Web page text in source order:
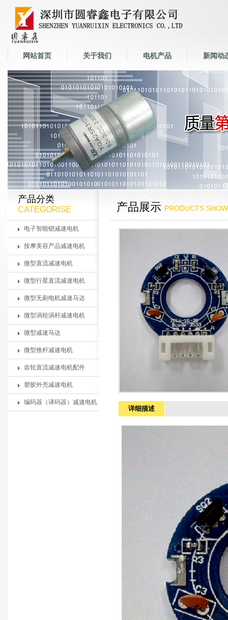
网站首页 关于我们 电机产品 新闻动
产品分类
CATEGORISE
电子智能锁减速电机
按摩美容产品减速电机
微型直流减速电机
微型行星直流减速电机
微型无刷电机减速马达
微型涡轮涡杆减速电机
微型减速马达
微型推杆减速电机
齿轮直流减速电机配件
塑胶外壳减速电机
编码器（译码器）减速电机
产品展示 PRODUCTS SHOW
详细描述